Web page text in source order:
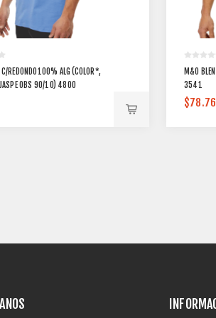
C/REDONDO100% ALG (COLOR*,
OBS 90/10) 4800
M&O
3541
$78.76